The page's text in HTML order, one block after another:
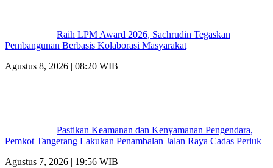
Raih LPM Award 2026, Sachrudin Tegaskan
Pembangunan Berbasis Kolaborasi Masyarakat
Agustus 8, 2026 | 08:20 WIB
Pastikan Keamanan dan Kenyamanan Pengendara,
Pemkot Tangerang Lakukan Penambalan Jalan Raya Cadas Periuk
Agustus 7, 2026 | 19:56 WIB